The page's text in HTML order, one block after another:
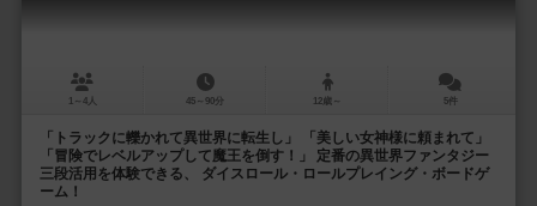
1～4人 45～90分 12歳～ 5件
「トラックに轢かれて異世界に転生し」 「美しい女神様に頼まれて」
「冒険でレベルアップして魔王を倒す！」 定番の異世界ファンタジー
三段活用を体験できる、 ダイスロール・ロールプレイング・ボードゲ
ーム！